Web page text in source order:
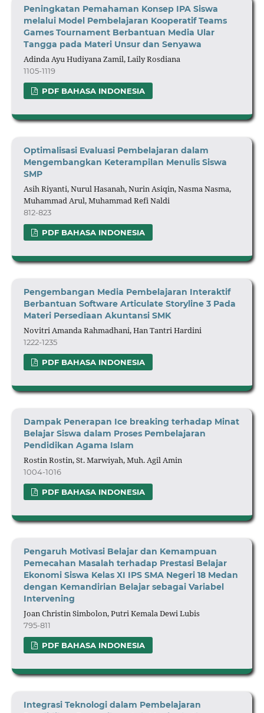
Peningkatan Pemahaman Konsep IPA Siswa
melalui Model Pembelajaran Kooperatif Teams
Games Tournament Berbantuan Media Ular
Tangga pada Materi Unsur dan Senyawa
Adinda Ayu Hudiyana Zamil, Laily Rosdiana
1105-1119
PDF BAHASA INDONESIA
Optimalisasi Evaluasi Pembelajaran dalam
Mengembangkan Keterampilan Menulis Siswa
SMP
Asih Riyanti, Nurul Hasanah, Nurin Asiqin, Nasma Nasma,
Muhammad Arul, Muhammad Refi Naldi
812-823
PDF BAHASA INDONESIA
Pengembangan Media Pembelajaran Interaktif
Berbantuan Software Articulate Storyline 3 Pada
Materi Persediaan Akuntansi SMK
Novitri Amanda Rahmadhani, Han Tantri Hardini
1222-1235
PDF BAHASA INDONESIA
Dampak Penerapan Ice breaking terhadap Minat
Belajar Siswa dalam Proses Pembelajaran
Pendidikan Agama Islam
Rostin Rostin, St. Marwiyah, Muh. Agil Amin
1004-1016
PDF BAHASA INDONESIA
Pengaruh Motivasi Belajar dan Kemampuan
Pemecahan Masalah terhadap Prestasi Belajar
Ekonomi Siswa Kelas XI IPS SMA Negeri 18 Medan
dengan Kemandirian Belajar sebagai Variabel
Intervening
Joan Christin Simbolon, Putri Kemala Dewi Lubis
795-811
PDF BAHASA INDONESIA
Integrasi Teknologi dalam Pembelajaran